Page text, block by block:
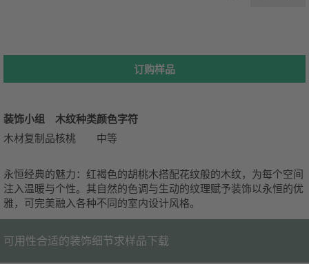
订购样品
装饰小组
木材复制品
木纹种类
核桃
颜色字符
中等
永恒经典的魅力：红褐色的胡桃木搭配花纹般的木纹，为每个空间
注入温暖与个性。其自然的色调与生动的纹理赋予装饰以永恒的优
雅，可完美融入各种不同的室内设计风格。
可用性合适的装饰细节求样品下载